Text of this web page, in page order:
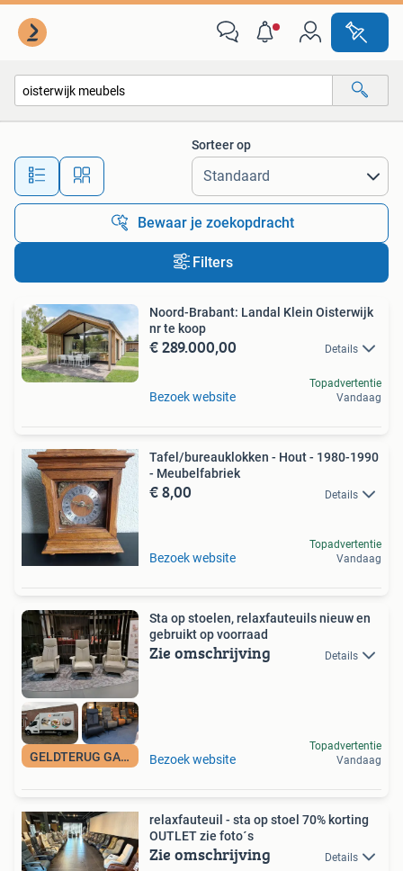
Alle afstanden…
Sorteer op
Bewaar je zoekopdracht
Filters
Noord-Brabant: Landal Klein Oisterwijk
nr te koop
€ 289.000,00 Details
Bezoek website
Topadvertentie
Vandaag
Tafel/bureauklokken - Hout - 1980-1990
- Meubelfabriek
€ 8,00 Details
Bezoek website
Topadvertentie
Vandaag
GELDTERUG GARANTIE
Sta op stoelen, relaxfauteuils nieuw en
gebruikt op voorraad
Zie omschrijving Details
Bezoek website
Topadvertentie
Vandaag
relaxfauteuil - sta op stoel 70% korting
OUTLET zie foto´s
Zie omschrijving Details